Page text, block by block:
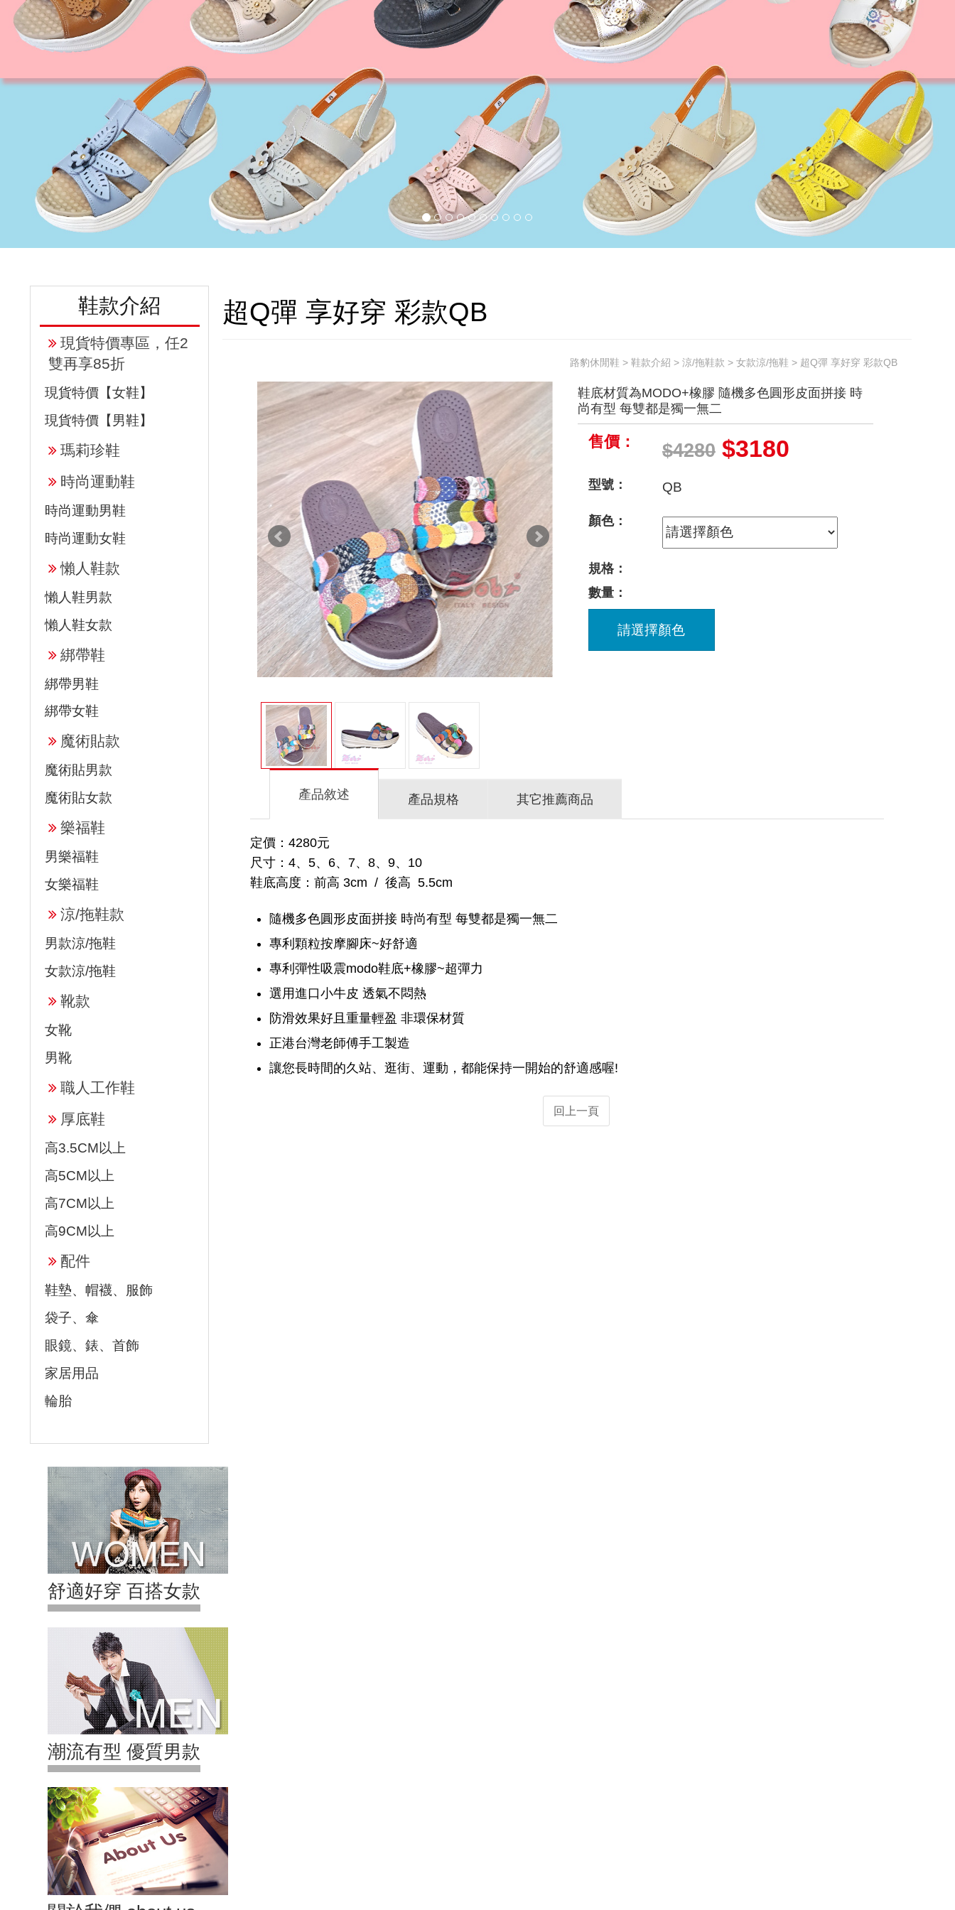
鞋款介紹
現貨特價專區，任2
雙再享85折
現貨特價【女鞋】
現貨特價【男鞋】
瑪莉珍鞋
時尚運動鞋
時尚運動男鞋
時尚運動女鞋
懶人鞋款
懶人鞋男款
懶人鞋女款
綁帶鞋
綁帶男鞋
綁帶女鞋
魔術貼款
魔術貼男款
魔術貼女款
樂福鞋
男樂福鞋
女樂福鞋
涼/拖鞋款
男款涼/拖鞋
女款涼/拖鞋
靴款
女靴
男靴
職人工作鞋
厚底鞋
高3.5CM以上
高5CM以上
高7CM以上
高9CM以上
配件
鞋墊、帽襪、服飾
袋子、傘
眼鏡、錶、首飾
家居用品
輪胎
舒適好穿 百搭女款
潮流有型 優質男款
超Q彈 享好穿 彩款QB
路豹休閒鞋 > 鞋款介紹 > 涼/拖鞋款 > 女款涼/拖鞋 > 超Q彈 享好穿 彩款QB
鞋底材質為MODO+橡膠 隨機多色圓形皮面拼接 時
尚有型 每雙都是獨一無二
售價： $4280$3180
型號： QB
顏色：
規格：
數量：
請選擇顏色
產品敘述 產品規格 其它推薦商品
定價：4280元
尺寸：4、5、6、7、8、9、10
鞋底高度：前高 3cm / 後高 5.5cm
隨機多色圓形皮面拼接 時尚有型 每雙都是獨一無二
專利顆粒按摩腳床~好舒適
專利彈性吸震modo鞋底+橡膠~超彈力
選用進口小牛皮 透氣不悶熱
防滑效果好且重量輕盈 非環保材質
正港台灣老師傅手工製造
讓您長時間的久站、逛街、運動，都能保持一開始的舒適感喔!
回上一頁